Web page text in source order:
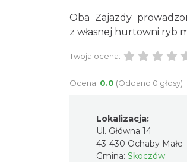
Oba Zajazdy
z własnej hurtowni ryb
Twoja ocena:
Ocena: 0.0 (Oddano 0 głosy)
Lokalizacja:
Ul. Główna 14
43-430 Ochaby Małe
Gmina: Skoczów